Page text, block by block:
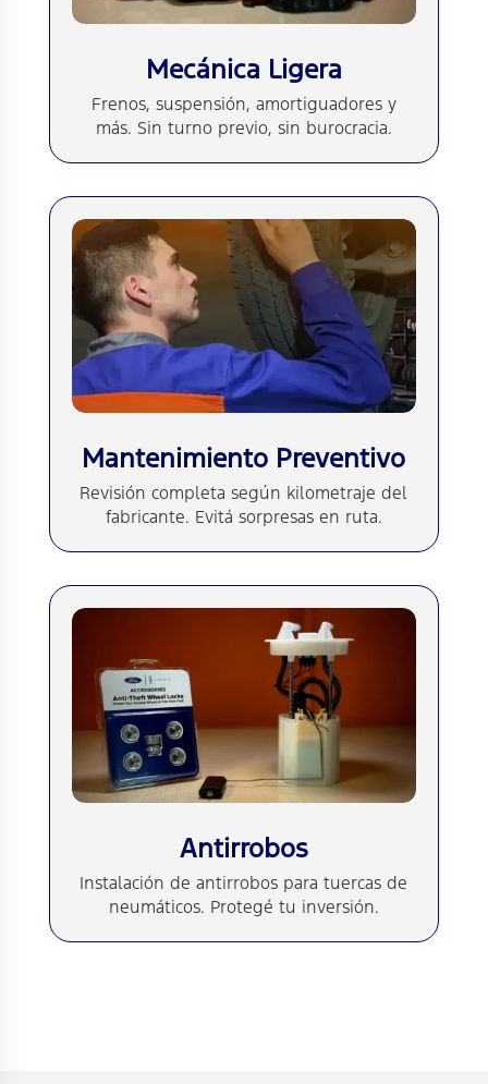
Mecánica Ligera
Frenos, suspensión, amortiguadores y
más. Sin turno previo, sin burocracia.
Mantenimiento Preventivo
Revisión completa según kilometraje del
fabricante. Evitá sorpresas en ruta.
Antirrobos
Instalación de antirrobos para tuercas de
neumáticos. Protegé tu inversión.